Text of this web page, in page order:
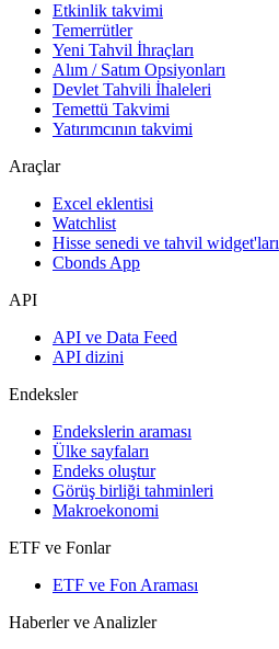
Etkinlik takvimi
Temerrütler
Yeni Tahvil İhraçları
Alım / Satım Opsiyonları
Devlet Tahvili İhaleleri
Temettü Takvimi
Yatırımcının takvimi
Araçlar
Excel eklentisi
Watchlist
Hisse senedi ve tahvil widget'ları
Cbonds App
API
API ve Data Feed
API dizini
Endeksler
Endekslerin araması
Ülke sayfaları
Endeks oluştur
Görüş birliği tahminleri
Makroekonomi
ETF ve Fonlar
ETF ve Fon Araması
Haberler ve Analizler